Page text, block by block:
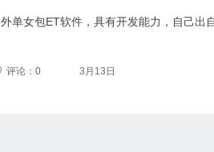
单女包ET软件，具有开发能力，自己出
评论：0 3月13日